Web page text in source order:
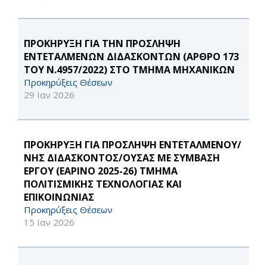
ΠΡΟΚΗΡΥΞΗ ΓΙΑ ΤΗΝ ΠΡΟΣΛΗΨΗ
ΕΝΤΕΤΑΛΜΕΝΩΝ ΔΙΔΑΣΚΟΝΤΩΝ (ΑΡΘΡΟ 173
ΤΟΥ Ν.4957/2022) ΣΤΟ ΤΜΗΜΑ ΜΗΧΑΝΙΚΩΝ
Προκηρύξεις Θέσεων
29 Ιαν 2026
ΠΡΟΚΗΡΥΞΗ ΓΙΑ ΠΡΟΣΛΗΨΗ ΕΝΤΕΤΑΛΜΕΝΟΥ/
ΝΗΣ ΔΙΔΑΣΚΟΝΤΟΣ/ΟΥΣΑΣ ΜΕ ΣΥΜΒΑΣΗ
ΕΡΓΟΥ (ΕΑΡΙΝΟ 2025-26) ΤΜΗΜΑ
ΠΟΛΙΤΙΣΜΙΚΗΣ ΤΕΧΝΟΛΟΓΙΑΣ ΚΑΙ
ΕΠΙΚΟΙΝΩΝΙΑΣ
Προκηρύξεις Θέσεων
15 Ιαν 2026